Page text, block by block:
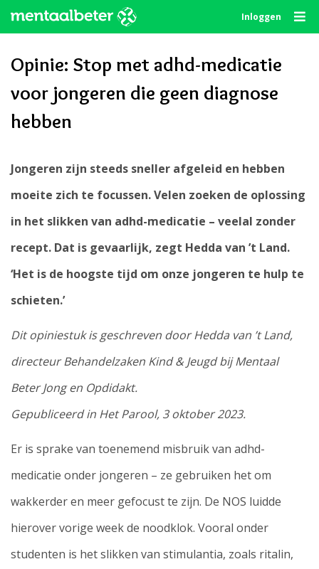
content
Inloggen
Opinie: Stop met adhd-medicatie
voor jongeren die geen diagnose
hebben
Jongeren zijn steeds sneller afgeleid en hebben
moeite zich te focussen. Velen zoeken de oplossing
in het slikken van adhd-medicatie – veelal zonder
recept. Dat is gevaarlijk, zegt Hedda van ’t Land.
‘Het is de hoogste tijd om onze jongeren te hulp te
schieten.’
Dit opiniestuk is geschreven door Hedda van ’t Land,
directeur Behandelzaken Kind & Jeugd bij Mentaal
Beter Jong en Opdidakt.
Gepubliceerd in Het Parool, 3 oktober 2023.
Er is sprake van toenemend misbruik van adhd-
medicatie onder jongeren – ze gebruiken het om
wakkerder en meer gefocust te zijn. De NOS luidde
hierover vorige week de noodklok. Vooral onder
studenten is het slikken van stimulantia, zoals ritalin,